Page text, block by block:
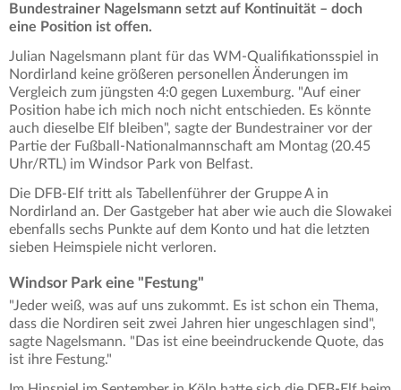
Bundestrainer Nagelsmann setzt auf Kontinuität – doch
eine Position ist offen.
Julian Nagelsmann plant für das WM-Qualifikationsspiel in
Nordirland keine größeren personellen Änderungen im
Vergleich zum jüngsten 4:0 gegen Luxemburg. "Auf einer
Position habe ich mich noch nicht entschieden. Es könnte
auch dieselbe Elf bleiben", sagte der Bundestrainer vor der
Partie der Fußball-Nationalmannschaft am Montag (20.45
Uhr/RTL) im Windsor Park von Belfast.
Die DFB-Elf tritt als Tabellenführer der Gruppe A in
Nordirland an. Der Gastgeber hat aber wie auch die Slowakei
ebenfalls sechs Punkte auf dem Konto und hat die letzten
sieben Heimspiele nicht verloren.
Windsor Park eine "Festung"
"Jeder weiß, was auf uns zukommt. Es ist schon ein Thema,
dass die Nordiren seit zwei Jahren hier ungeschlagen sind",
sagte Nagelsmann. "Das ist eine beeindruckende Quote, das
ist ihre Festung."